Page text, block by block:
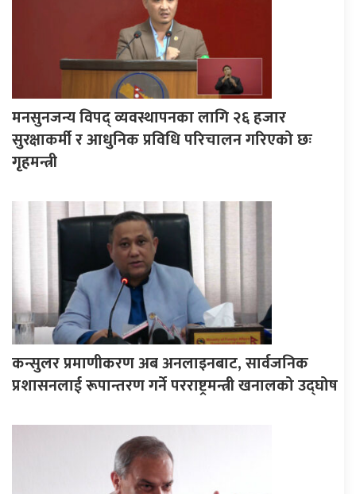
मनसुनजन्य विपद् व्यवस्थापनका लागि २६ हजार
सुरक्षाकर्मी र आधुनिक प्रविधि परिचालन गरिएको छः
गृहमन्त्री
कन्सुलर प्रमाणीकरण अब अनलाइनबाट, सार्वजनिक
प्रशासनलाई रूपान्तरण गर्ने परराष्ट्रमन्त्री खनालको उद्घोष